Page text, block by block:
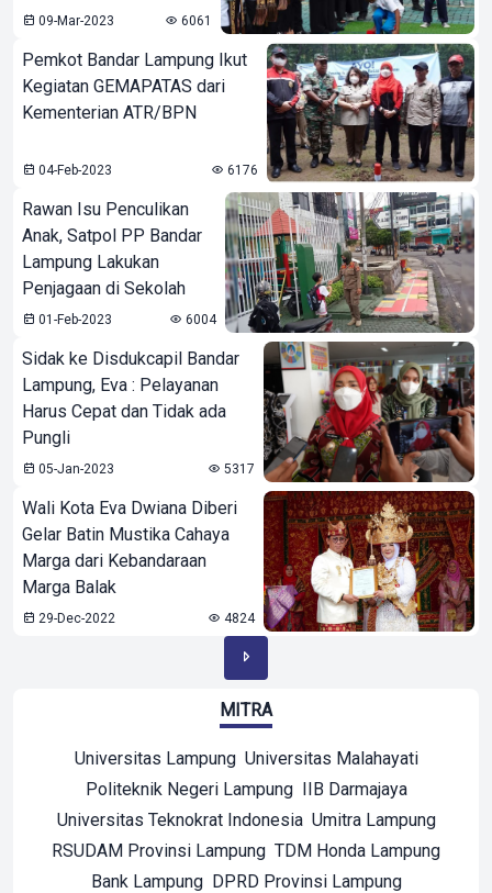
09-Mar-2023 6061
Pemkot Bandar Lampung Ikut
Kegiatan GEMAPATAS dari
Kementerian ATR/BPN
04-Feb-2023 6176
Rawan Isu Penculikan
Anak, Satpol PP Bandar
Lampung Lakukan
Penjagaan di Sekolah
01-Feb-2023 6004
Sidak ke Disdukcapil Bandar
Lampung, Eva : Pelayanan
Harus Cepat dan Tidak ada
Pungli
05-Jan-2023 5317
Wali Kota Eva Dwiana Diberi
Gelar Batin Mustika Cahaya
Marga dari Kebandaraan
Marga Balak
29-Dec-2022 4824
MITRA
Universitas Lampung Universitas Malahayati
Politeknik Negeri Lampung IIB Darmajaya
Universitas Teknokrat Indonesia Umitra Lampung
RSUDAM Provinsi Lampung TDM Honda Lampung
Bank Lampung DPRD Provinsi Lampung